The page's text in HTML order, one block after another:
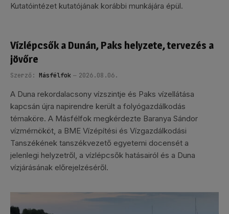
Kutatóintézet kutatójának korábbi munkájára épül.
Vízlépcsők a Dunán, Paks helyzete, tervezés a
jövőre
Szerző: Másfélfok 2026.08.06.
A Duna rekordalacsony vízszintje és Paks vízellátása
kapcsán újra napirendre került a folyógazdálkodás
témaköre. A Másfélfok megkérdezte Baranya Sándor
vízmérnököt, a BME Vízépítési és Vízgazdálkodási
Tanszékének tanszékvezető egyetemi docensét a
jelenlegi helyzetről, a vízlépcsők hatásairól és a Duna
vízjárásának előrejelzéséről.